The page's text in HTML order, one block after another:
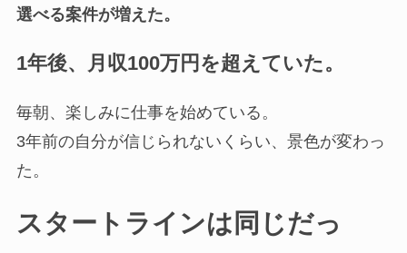
選べる案件が増えた。
1年後、月収100万円を超えていた。
毎朝、楽しみに仕事を始めている。
3年前の自分が信じられないくらい、景色が変わっ
た。
スタートラインは同じだっ